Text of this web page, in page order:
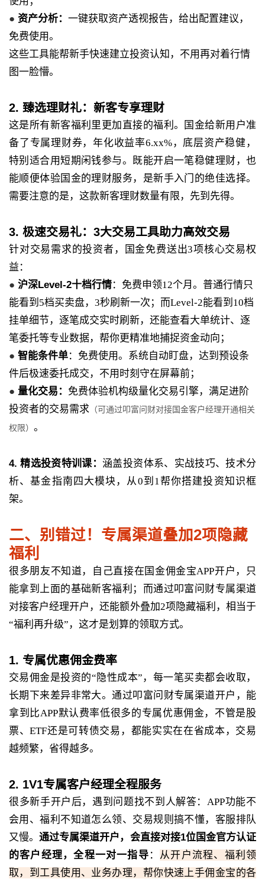
● 资产分析： 一键获取资产透视报告，给出配置建议，
免费使用。
这些工具能帮新手快速建立投资认知，不用再对着行情
图一脸懵。
2. 臻选理财礼：新客专享理财
这是所有新客福利里更加直接的福利。国金给新用户准
备了专属理财券，年化收益率6.xx%，底层资产稳健，
特别适合用短期闲钱参与。既能开启一笔稳健理财，也
能顺便体验国金的理财服务，是新手入门的绝佳选择。
需要注意的是，这款新客理财数量有限，先到先得。
3. 极速交易礼：3大交易工具助力高效交易
针对交易需求的投资者，国金免费送出3项核心交易权
益：
● 沪深Level-2十档行情：免费申领12个月。普通行情只
能看到5档买卖盘，3秒刷新一次；而Level-2能看到10档
挂单细节，逐笔成交实时刷新，还能查看大单统计、逐
笔委托等专业数据，帮你更精准地捕捉资金动向；
● 智能条件单：免费使用。系统自动盯盘，达到预设条
件后极速委托成交，不用时刻守在屏幕前；
● 量化交易： 免费体验机构级量化交易引擎，满足进阶
投资者的交易需求 （可通过叩富问财对接国金客户经理开通相关
权限） 。
4. 精选投资特训课：涵盖投资体系、实战技巧、技术分
析、基金指南四大模块，从0到1帮你搭建投资知识框
架。
二、别错过！专属渠道叠加2项隐藏
福利
很多朋友不知道，自己直接在国金佣金宝APP开户，只
能拿到上面的基础新客福利；而通过叩富问财专属渠道
对接客户经理开户，还能额外叠加2项隐藏福利，相当于
“福利再升级”，这才是划算的领取方式。
1. 专属优惠佣金费率
交易佣金是投资的“隐性成本”，每一笔买卖都会收取，
长期下来差异非常大。通过叩富问财专属渠道开户，能
拿到比APP默认费率低很多的专属优惠佣金，不管是股
票、ETF还是可转债交易，都能实实在在省成本，交易
越频繁，省得越多。
2. 1V1专属客户经理全程服务
很多新手开户后，遇到问题找不到人解答：APP功能不
会用、福利不知道怎么领、交易规则搞不懂，客服排队
又慢。通过专属渠道开户，会直接对接1位国金官方认证
的客户经理，全程一对一指导 ： 从开户流程、福利领
取，到工具使用、业务办理， 帮你快速上手佣金宝的各